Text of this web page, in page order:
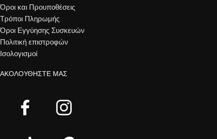
Όροι και Προυποθέσεις
Τρόποι Πληρωμής
Όροι Εγγύησης Συσκευών
Πολιτική επιστροφών
Ισολογισμοί
ΑΚΟΛΟΥΘΉΣΤΕ ΜΑΣ